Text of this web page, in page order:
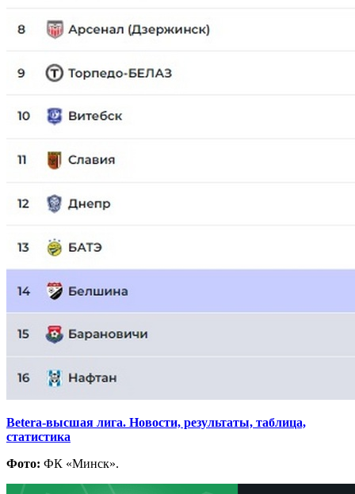
Betera-высшая лига. Новости, результаты, таблица,
статистика
Фото: ФК «Минск».